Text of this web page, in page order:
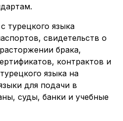
турецкого языка
свидетельств о
брака,
контрактов и
языка на
для подачи в
суды, банки и учебные